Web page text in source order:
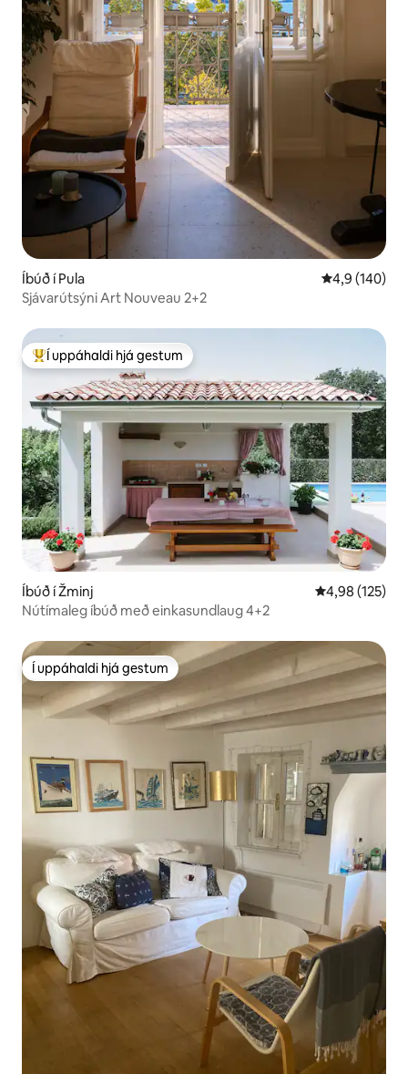
Íbúð í Pula 4,9 af 5 í
4,9 (140)
Sjávarútsýni Art Nouveau 2+2
Í mestu uppáhaldi hjá gestum
Í uppáhaldi hjá gestum
Íbúð í Žminj 4,98 af 5 í
4,98 (125)
Nútímaleg íbúð með einkasundlaug 4+2
Í uppáhaldi hjá gestum
Í uppáhaldi hjá gestum